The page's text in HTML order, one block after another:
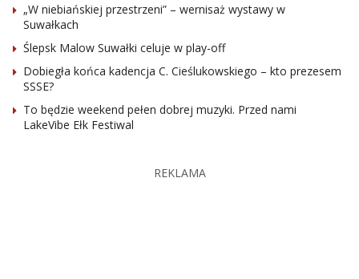
„W niebiańskiej przestrzeni” – wernisaż wystawy w
Suwałkach
Ślepsk Malow Suwałki celuje w play-off
Dobiegła końca kadencja C. Cieślukowskiego – kto prezesem
SSSE?
To będzie weekend pełen dobrej muzyki. Przed nami
LakeVibe Ełk Festiwal
REKLAMA